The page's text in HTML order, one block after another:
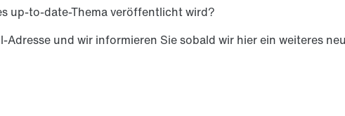
up-to-date-Thema veröffentlicht wird?
Adresse und wir informieren Sie sobald wir hier ein weiteres